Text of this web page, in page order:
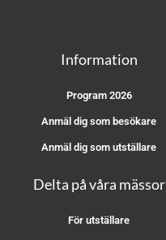
Information
Program 2026
Anmäl dig som besökare
Anmäl dig som utställare
Delta på våra mässor
För utställare